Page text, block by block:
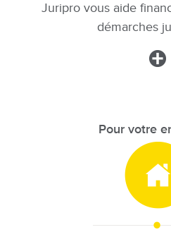
Juripro vous aide
démarches
Pour votre